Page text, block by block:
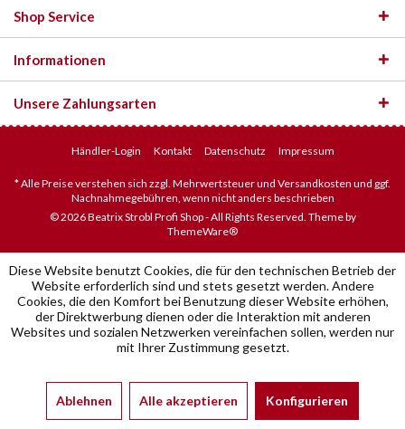
Shop Service
Informationen
Unsere Zahlungsarten
Händler-Login Kontakt Datenschutz Impressum
* Alle Preise verstehen sich zzgl. Mehrwertsteuer und Versandkosten und ggf.
Nachnahmegebühren, wenn nicht anders beschrieben
© 2026 Beatrix Strobl Profi Shop - All Rights Reserved. Theme by
ThemeWare®
Diese Website benutzt Cookies, die für den technischen Betrieb der
Website erforderlich sind und stets gesetzt werden. Andere
Cookies, die den Komfort bei Benutzung dieser Website erhöhen,
der Direktwerbung dienen oder die Interaktion mit anderen
Websites und sozialen Netzwerken vereinfachen sollen, werden nur
mit Ihrer Zustimmung gesetzt.
Ablehnen Alle akzeptieren Konfigurieren